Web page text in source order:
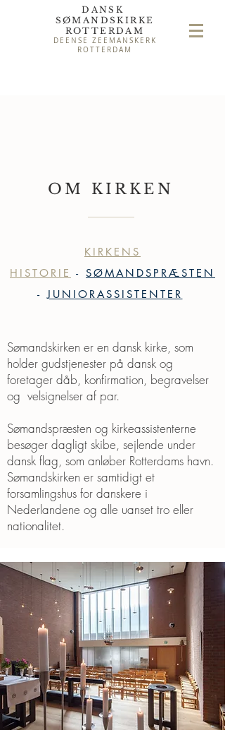
DANSK
SØMAND SKIRKE
ROTTERDAM
DEENSE ZEEMANSKERK
ROTTERDAM
OM KIRKEN
KIRKENS
HISTORIE - SØMANDSPRÆSTEN
-JUNIORASSISTENTER
Sømandskirken er en dansk kirke, som
holder gudstjenester på dansk og
foretager dåb, konfirmation, begravelser
og velsignelser af par.
Sømandspræsten og kirkeassistenterne
besøger dagligt skibe, sejlende under
dansk flag, som anløber Rotterdams havn.
Sømandskirken er samtidigt et
forsamlingshus for danskere i
Nederlandene og alle uanset tro eller
nationalitet.